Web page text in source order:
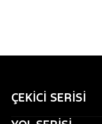
ÇEKİCİ SERİSİ